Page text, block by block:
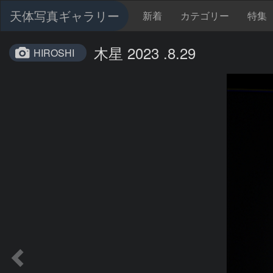
天体写真ギャラリー 新着 カテゴリー 特集
HIROSHI 木星 2023 .8.29